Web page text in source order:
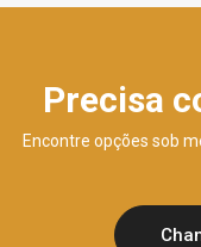
Precisa
Encontre opções sob